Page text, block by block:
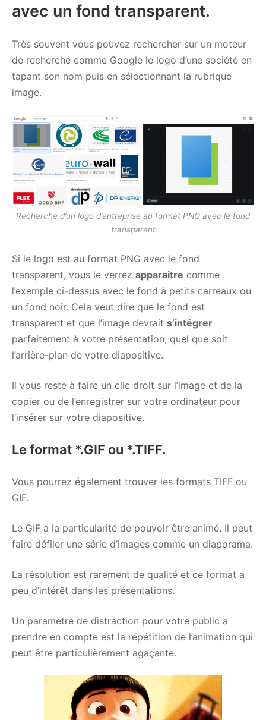
avec un fond transparent.
Très souvent vous pouvez rechercher sur un moteur
de recherche comme Google le logo d’une société en
tapant son nom puis en sélectionnant la rubrique
image.
Recherche d’un logo d’entreprise au format PNG avec le fond
transparent
Si le logo est au format PNG avec le fond
transparent, vous le verrez apparaitre comme
l’exemple ci-dessus avec le fond à petits carreaux ou
un fond noir. Cela veut dire que le fond est
transparent et que l’image devrait s’intégrer
parfaitement à votre présentation, quel que soit
l’arrière-plan de votre diapositive.
Il vous reste à faire un clic droit sur l’image et de la
copier ou de l’enregistrer sur votre ordinateur pour
l’insérer sur votre diapositive.
Le format *.GIF ou *.TIFF.
Vous pourrez également trouver les formats TIFF ou
GIF.
Le GIF a la particularité de pouvoir être animé. Il peut
faire défiler une série d’images comme un diaporama.
La résolution est rarement de qualité et ce format a
peu d’intérêt dans les présentations.
Un paramètre de distraction pour votre public a
prendre en compte est la répétition de l’animation qui
peut être particulièrement agaçante.